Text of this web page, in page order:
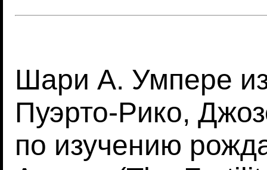
Шари А. Умпере
Пуэрто-Рико,
по изучению